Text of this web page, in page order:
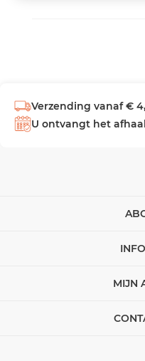
Verzending vanaf €
U ontvangt het
MIJN